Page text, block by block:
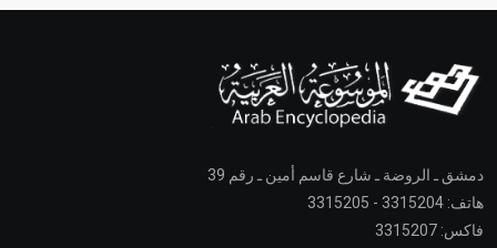
دمشق ـ الروضة ـ شارع قاسم أمين ـ رقم 39
هاتف: 3315204 - 3315205
فاكس: 3315207